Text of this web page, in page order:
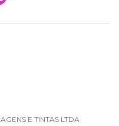
E TINTAS LTDA